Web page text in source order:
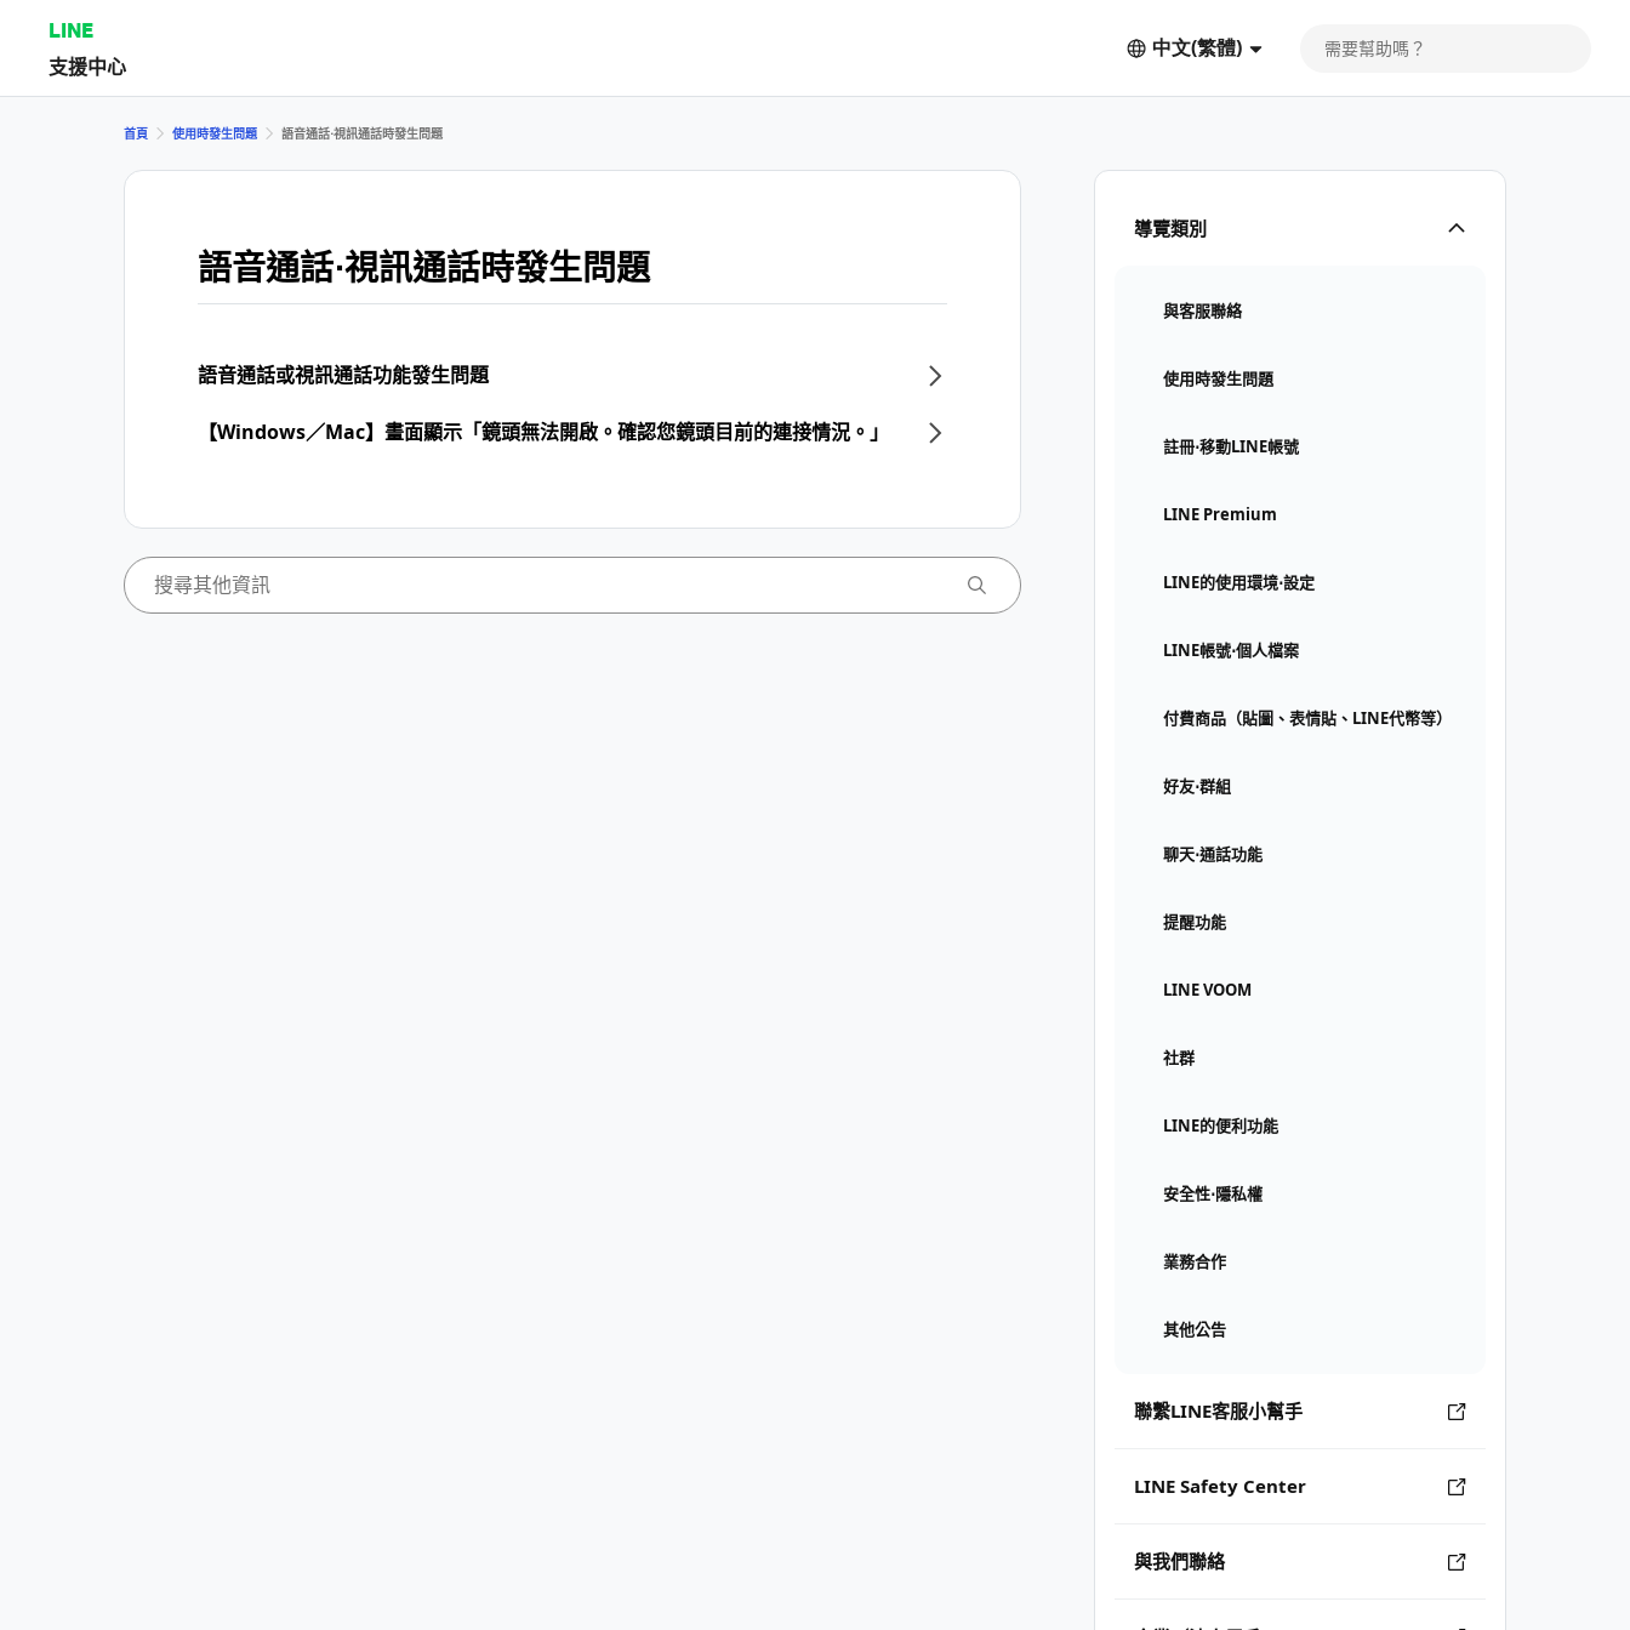
LINE
支援中心
中文(繁體)
導覽類別
與客服聯絡
使用時發生問題
註冊⋅移動LINE帳號
LINE Premium
LINE的使用環境⋅設定
LINE帳號⋅個人檔案
付費商品（貼圖、表情貼、LINE代幣等）
好友⋅群組
聊天⋅通話功能
提醒功能
LINE VOOM
社群
LINE的便利功能
安全性⋅隱私權
業務合作
其他公告
聯繫LINE客服小幫手
LINE Safety Center
與我們聯絡
首頁 使用時發生問題 語音通話⋅視訊通話時發生問題
語音通話⋅視訊通話時發生問題
語音通話或視訊通話功能發生問題
【Windows／Mac】畫面顯示「鏡頭無法開啟。確認您鏡頭目前的連接情況。」